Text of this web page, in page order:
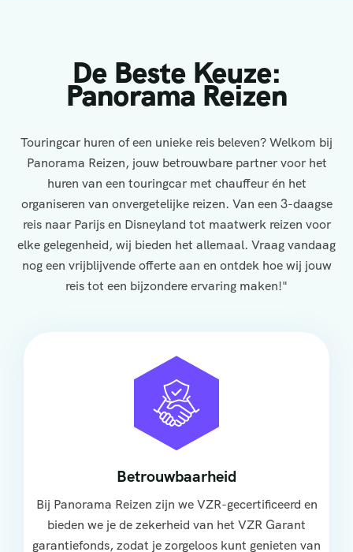
De Beste Keuze:
Panorama Reizen
Touringcar huren of een unieke reis beleven? Welkom bij
Panorama Reizen, jouw betrouwbare partner voor het
huren van een touringcar met chauffeur én het
organiseren van onvergetelijke reizen. Van een 3-daagse
reis naar Parijs en Disneyland tot maatwerk reizen voor
elke gelegenheid, wij bieden het allemaal. Vraag vandaag
nog een vrijblijvende offerte aan en ontdek hoe wij jouw
reis tot een bijzondere ervaring maken!"
Betrouwbaarheid
Bij Panorama Reizen zijn we VZR-gecertificeerd en
bieden we je de zekerheid van het VZR Garant
garantiefonds, zodat je zorgeloos kunt genieten van